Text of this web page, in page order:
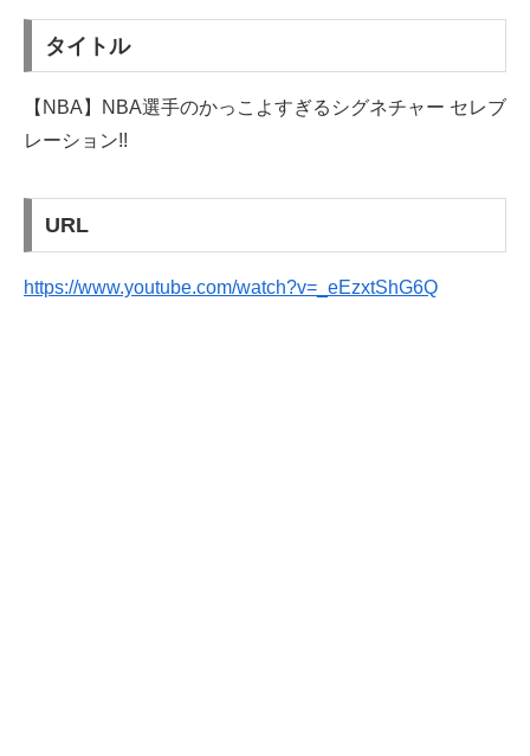
タイトル
【NBA】NBA選手のかっこよすぎるシグネチャー セレブ
レーション!!
URL
https://www.youtube.com/watch?v=_eEzxtShG6Q